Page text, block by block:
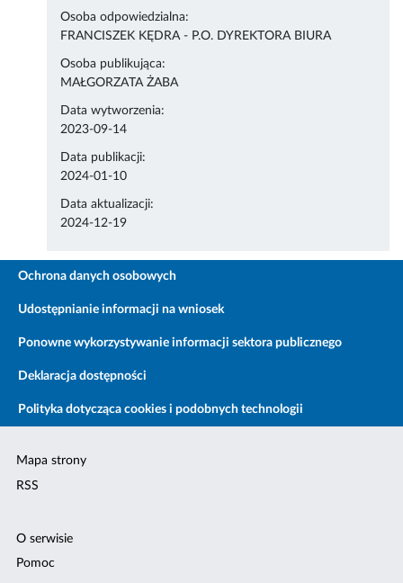
Osoba odpowiedzialna:
FRANCISZEK KĘDRA - P.O. DYREKTORA BIURA
Osoba publikująca:
MAŁGORZATA ŻABA
Data wytworzenia:
2023-09-14
Data publikacji:
2024-01-10
Data aktualizacji:
2024-12-19
Ochrona danych osobowych
Udostępnianie informacji na wniosek
Ponowne wykorzystywanie informacji sektora publicznego
Deklaracja dostępności
Polityka dotycząca cookies i podobnych technologii
Mapa strony
RSS
O serwisie
Pomoc